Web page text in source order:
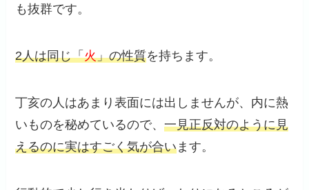
も抜群です。
2人は同じ「火」の性質を持ちます。
丁亥の人はあまり表面には出しませんが、内に熱
いものを秘めているので、一見正反対のように見
えるのに実はすごく気が合います。